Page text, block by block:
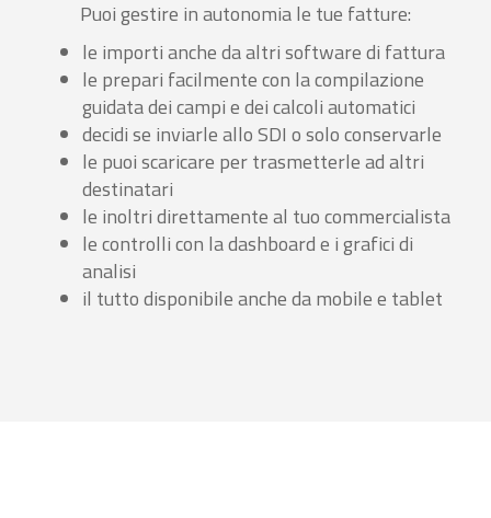
Puoi gestire in autonomia le tue fatture:
le importi anche da altri software di fattura
le prepari facilmente con la compilazione
guidata dei campi e dei calcoli automatici
decidi se inviarle allo SDI o solo conservarle
le puoi scaricare per trasmetterle ad altri
destinatari
le inoltri direttamente al tuo commercialista
le controlli con la dashboard e i grafici di
analisi
il tutto disponibile anche da mobile e tablet